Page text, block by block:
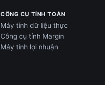
CÔNG CỤ TÍNH TOÁN
Máy tính dữ liệu thực
Công cụ tính Margin
Máy tính lợi nhuận